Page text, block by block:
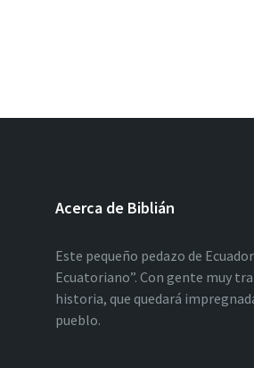
Acerca de Biblián
Este pequeño pedazo de
Ecuatoriano”. Con gente muy
historia, que quedará
pueblo.